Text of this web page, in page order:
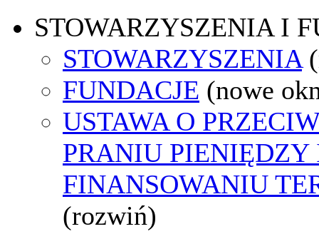
STOWARZYSZENIA I
STOWARZYSZENIA
FUNDACJE (nowe
USTAWA O
PRANIU PIENIĘDZY
FINANSOWANIU
(rozwiń)